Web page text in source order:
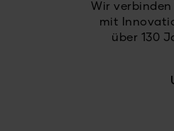
Wir
mit
über 130